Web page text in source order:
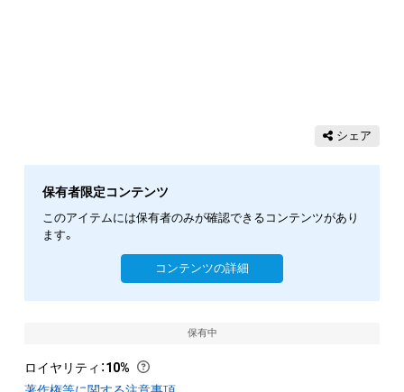
シェア
保有者限定コンテンツ
このアイテムには保有者のみが確認できるコンテンツがあり
ます。
コンテンツの詳細
保有中
ロイヤリティ ：10%